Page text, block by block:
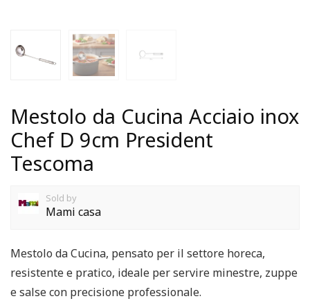
Mestolo da Cucina Acciaio inox
Chef D 9cm President
Tescoma
Sold by
Mami casa
Mestolo da Cucina, pensato per il settore horeca,
resistente e pratico, ideale per servire minestre, zuppe
e salse con precisione professionale.